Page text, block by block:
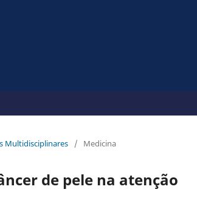
Multidisciplinares / Medicina
de pele na atenção